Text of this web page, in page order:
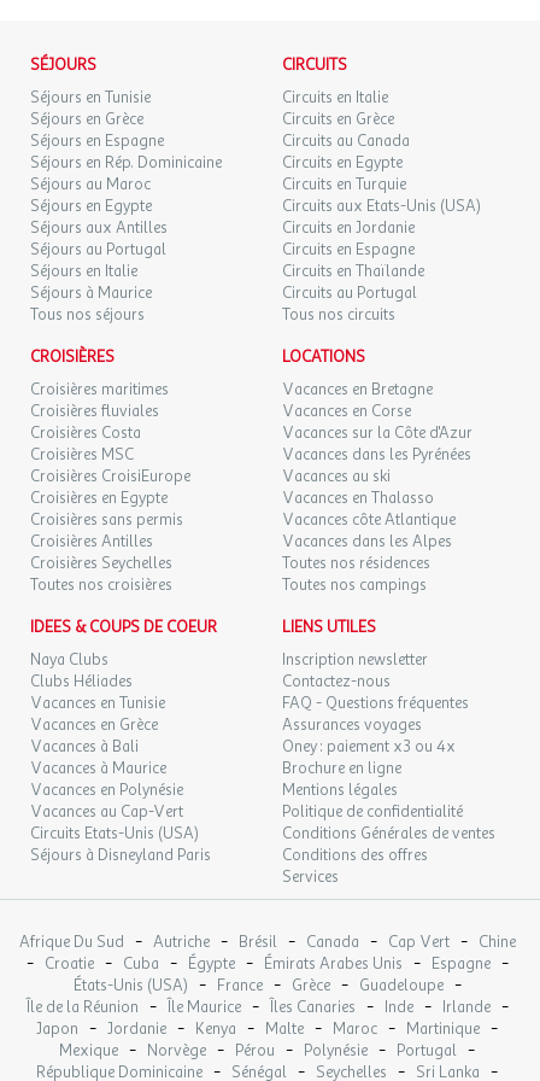
Parking public (Prix moyen par jour : 33.5 EUR), wifi, salle de
fitness, accès handicapés, restaurant(s), bagagerie (gratuit),
bar/lounge
Bon à savoir
Arrivée à partir de 14:00 jusqu'à 22:00
Départ à partir de 07:00 jusqu'à 12:00
Réception 24h
MAR.
01
SEPT.
111 €
au lieu de 129 €
Retour le
02/09/2026
MER.
02
SEPT.
111 €
au lieu de
Retour le
03/09/2026
JEU.
03
SEPT.
106 €
au lieu de
Retour le
06
SEPT.
82 €
au lieu de
07/09/2026
LUN.
07
SEPT.
90 €
au lieu de114 €
Retour le
MAR.
08
SEPT.
114 €
au lieu de
Retour le
09/09/2026
MER.
09
SEPT.
111 €/pers.
JEU.
10
SEPT.
153 €
au lieu de
Retour le
11/09/2026
11
SEPT.
81 €/pers.
au lieu de
12/09/2026
SAM.
SEPT.
90 €
DIM.
13
SEPT.
72 € /pers.
au lieu de 93 €
Retour le
14/09/2026
LUN.
14
SEPT.
96 €
/pers.
au lieu de120 €
Retour le
15/09/2026
SÉJOURS
Séjours en Tunisie
Séjours en Grèce
Séjours en Espagne
Séjours en Rép. Dominicaine
Séjours au Maroc
Séjours en Egypte
Séjours aux Antilles
Séjours au Portugal
Séjours en Italie
Séjours à Maurice
Tous nos séjours
CIRCUITS
Circuits en Italie
Circuits en Grèce
Circuits au Canada
Circuits en Egypte
Circuits en Turquie
Circuits aux Etats-Unis (USA)
Circuits en Jordanie
Circuits en Espagne
Circuits en Thaïlande
Circuits au Portugal
Tous nos circuits
CROISIÈRES
Croisières maritimes
Croisières fluviales
Croisières Costa
Croisières MSC
Croisières CroisiEurope
Croisières en Egypte
Croisières sans permis
Croisières Antilles
Croisières Seychelles
Toutes nos croisières
LOCATIONS
Vacances en Bretagne
Vacances en Corse
Vacances sur la Côte d'Azur
Vacances dans les Pyrénées
Vacances au ski
Vacances en Thalasso
Vacances côte Atlantique
Vacances dans les Alpes
Toutes nos résidences
Toutes nos campings
IDEES & COUPS DE COEUR
Naya Clubs
Clubs Héliades
Vacances en Tunisie
Vacances en Grèce
Vacances à Bali
Vacances à Maurice
Vacances en Polynésie
Vacances au Cap-Vert
Circuits Etats-Unis (USA)
Séjours à Disneyland Paris
LIENS UTILES
Inscription newsletter
Contactez-nous
FAQ - Questions fréquentes
Assurances voyages
Oney : paiement x3 ou 4x
Brochure en ligne
Mentions légales
Politique de confidentialité
Conditions Générales de ventes
Conditions des offres
Services
Afrique Du Sud - Autriche - Brésil - Canada - Cap Vert - Chine
- Croatie - Cuba - Égypte - Émirats Arabes Unis - Espagne -
États-Unis (USA) - France - Grèce - Guadeloupe -
Île de la Réunion - Île Maurice - Îles Canaries - Inde - Irlande -
Japon - Jordanie - Kenya - Malte - Maroc - Martinique -
Mexique - Norvège - Pérou - Polynésie - Portugal -
République Dominicaine - Sénégal - Seychelles - Sri Lanka -